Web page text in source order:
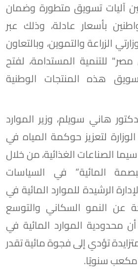
آليات تسويق متطورة وضمان
بأسعار عادلة، وذلك عبر
الزراعة والتموين، وبالتعاون
للتنمية المستدامة، لفتح
هذه المنتجات الوطنية
هاني سويلم، وزير الموارد
الوزارة لتعزيز حوكمة المياه في
الصناعات الغذائية، من خلال
المائية” في السياسات
الرشيدة للموارد المائية في
عن النمو السكاني والتوسع
أن محدودية الموارد المائية في
تؤدي إلى فجوة مائية تقدر